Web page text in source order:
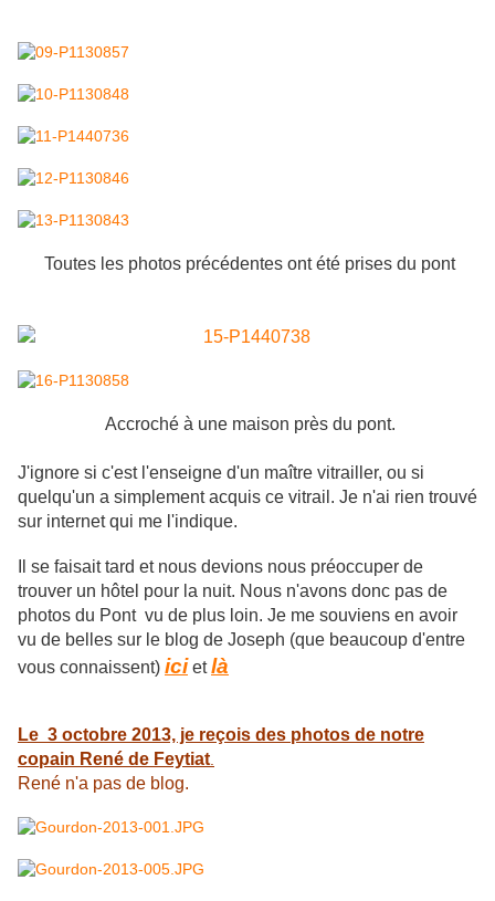
Toutes les photos précédentes ont été prises du pont
Accroché à une maison près du pont.
J'ignore si c'est l'enseigne d'un maître vitrailler, ou si
quelqu'un a simplement acquis ce vitrail. Je n'ai rien trouvé
sur internet qui me l'indique.
Il se faisait tard et nous devions nous préoccuper de
trouver un hôtel pour la nuit. Nous n'avons donc pas de
photos du Pont vu de plus loin. Je me souviens en avoir
vu de belles sur le blog de Joseph (que beaucoup d'entre
vous connaissent) ici etlà
Le 3 octobre 2013, je reçois des photos de notre
copain René de Feytiat
René n'a pas de blog.